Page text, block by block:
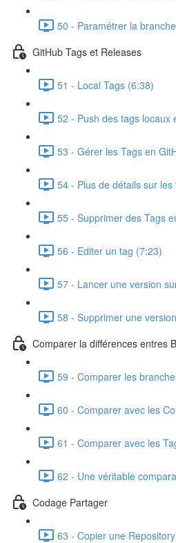
50 - Paramétrer la
GitHub Tags et Releases
51 - Local Tags (6:38)
52 - Push des tags locaux
53 - Gérer les Tags en
54 - Plus de détails sur
55 - Supprimer des Tags
56 - Editer un tag (7:23)
57 - Lancer une version
58 - Supprimer une
Comparer la différences entres
59 - Comparer les
60 - Comparer avec les
61 - Comparer avec les
62 - Une véritable
Codage Partager
63 - Copier une